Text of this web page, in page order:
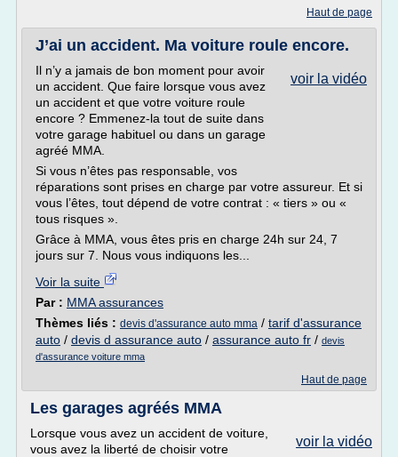
Haut de page
J’ai un accident. Ma voiture roule encore.
voir la vidéo
Il n’y a jamais de bon moment pour avoir
un accident. Que faire lorsque vous avez
un accident et que votre voiture roule
encore ? Emmenez-la tout de suite dans
votre garage habituel ou dans un garage
agréé MMA.
Si vous n’êtes pas responsable, vos
réparations sont prises en charge par votre assureur. Et si
vous l’êtes, tout dépend de votre contrat : « tiers » ou «
tous risques ».
Grâce à MMA, vous êtes pris en charge 24h sur 24, 7
jours sur 7. Nous vous indiquons les...
Voir la suite
Par : MMA assurances
Thèmes liés : devis d'assurance auto mma / tarif d'assurance
auto / devis d assurance auto / assurance auto fr / devis
d'assurance voiture mma
Haut de page
Les garages agréés MMA
voir la vidéo
Lorsque vous avez un accident de voiture,
vous avez la liberté de choisir votre